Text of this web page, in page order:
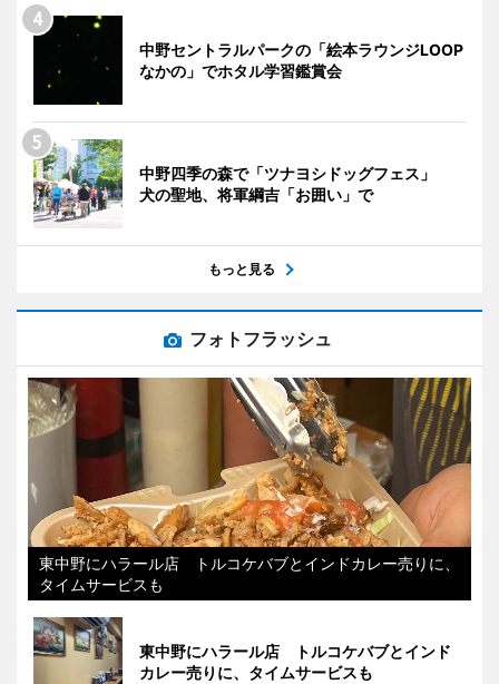
中野セントラルパークの「絵本ラウンジLOOP
なかの」でホタル学習鑑賞会
中野四季の森で「ツナヨシドッグフェス」
犬の聖地、将軍綱吉「お囲い」で
もっと見る
フォトフラッシュ
東中野にハラール店 トルコケバブとインドカレー売りに、
タイムサービスも
東中野にハラール店 トルコケバブとインド
カレー売りに、タイムサービスも